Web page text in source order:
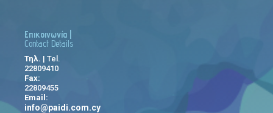
Επικοινωνία |
Contact Details
Τηλ. | Tel.
22809410
Fax:
22809455
Email:
info@paidi.com.cy